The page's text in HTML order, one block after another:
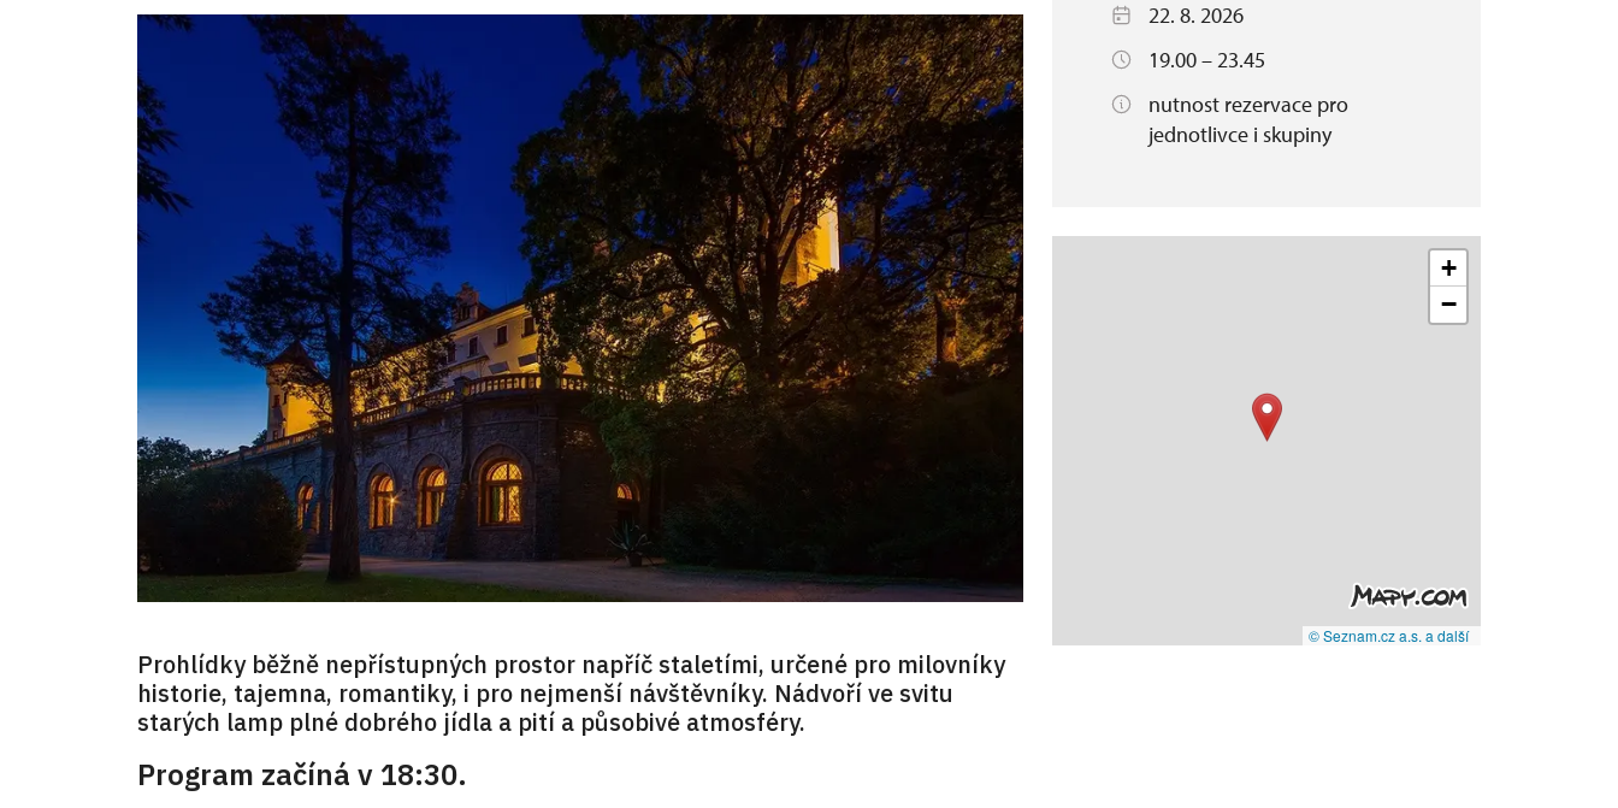
Prohlídky běžně nepřístupných prostor napříč staletími, určené pro milovníky
historie, tajemna, romantiky, i pro nejmenší návštěvníky. Nádvoří ve svitu
starých lamp plné dobrého jídla a pití a působivé atmosféry.
Program začíná v 18:30.
22. 8. 2026
19.00 – 23.45
nutnost rezervace pro
jednotlivce i skupiny
+
−
© Seznam.cz a.s. a další